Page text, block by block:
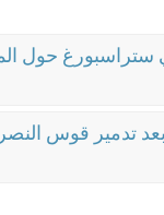
حول
تدمير قوس